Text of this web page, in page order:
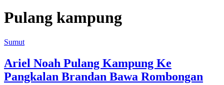
Pulang kampung
Sumut
Ariel Noah Pulang Kampung Ke
Pangkalan Brandan Bawa Rombongan